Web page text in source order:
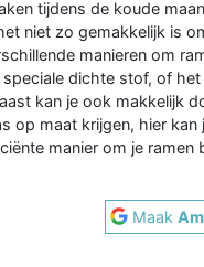
tijdens de koude
niet zo gemakkelijk is
manieren om
dichte stof, of
kan je ook makkelijk
op maat krijgen, hier
manier om je ramen
Maak